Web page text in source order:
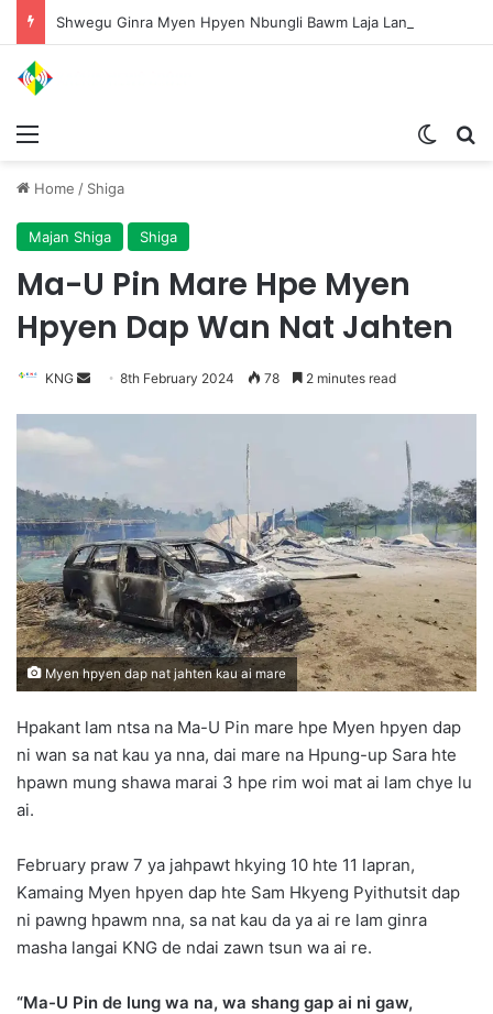
Home / Shiga
Majan Shiga Shiga
Ma-U Pin Mare Hpe Myen
Hpyen Dap Wan Nat Jahten
KNG
n
e
m
a
i
l
8th February 2024 78 2 minutes read
Myen hpyen dap nat jahten kau ai mare
Hpakant lam ntsa na Ma-U Pin mare hpe Myen hpyen dap
ni wan sa nat kau ya nna, dai mare na Hpung-up Sara hte
hpawn mung shawa marai 3 hpe rim woi mat ai lam chye lu
ai.
February praw 7 ya jahpawt hkying 10 hte 11 lapran,
Kamaing Myen hpyen dap hte Sam Hkyeng Pyithutsit dap
ni pawng hpawm nna, sa nat kau da ya ai re lam ginra
masha langai KNG de ndai zawn tsun wa ai re.
“Ma-U Pin de lung wa na, wa shang gap ai ni gaw,